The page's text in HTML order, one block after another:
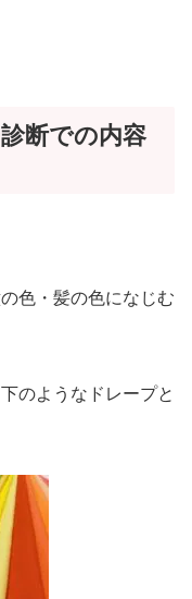
断での内容
色・髪の色になじむ
のようなドレープと